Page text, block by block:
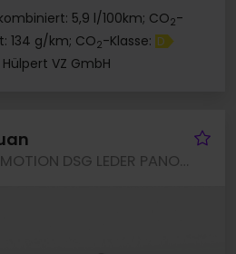
5,9 l/100km; CO2-
134 g/km; CO2-Klasse: D
VZ GmbH
Tiguan 2.0 R-LINE 4MOTION DSG LEDER PANO AHK